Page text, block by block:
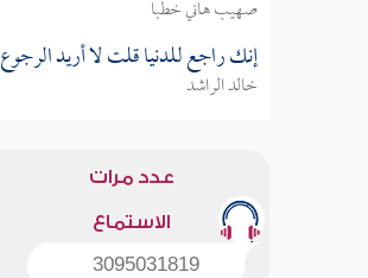
صهيب هاني خطبا
إنك راجع للدنيا قلت لا أريد الرجوع
خالد الراشد
عدد مرات
الاستماع
3095031819